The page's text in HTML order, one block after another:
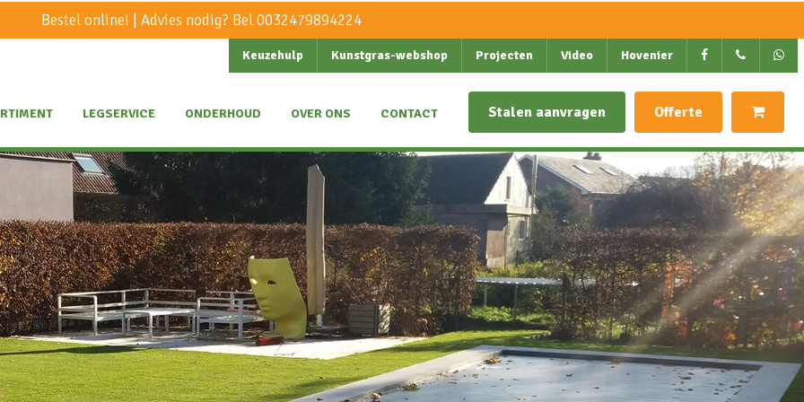
Bestel online! | Advies nodig? Bel0032479894224
Keuzehulp Kunstgras-webshop Projecten Video Hovenier
LEGSERVICE ONDERHOUD OVER ONS CONTACT Stalen aanvragen Offerte